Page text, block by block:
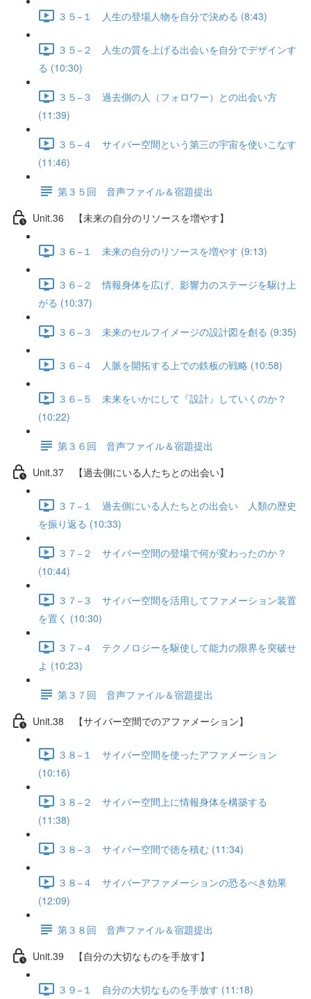
３５−１ 人生の登場人物を自分で決める (8:43)
３５−２ 人生の質を上げる出会いを自分でデザインす
る (10:30)
３５−３ 過去側の人（フォロワー）との出会い方
(11:39)
３５−４ サイバー空間という第三の宇宙を使いこなす
(11:46)
第３５回 音声ファイル＆宿題提出
Unit.36 【未来の自分のリソースを増やす】
３６−１ 未来の自分のリソースを増やす (9:13)
３６−２ 情報身体を広げ、影響力のステージを駆け上
がる (10:37)
３６−３ 未来のセルフイメージの設計図を創る (9:35)
３６−４ 人脈を開拓する上での鉄板の戦略 (10:58)
３６−５ 未来をいかにして『設計』していくのか？
(10:22)
第３６回 音声ファイル＆宿題提出
Unit.37 【過去側にいる人たちとの出会い】
３７−１ 過去側にいる人たちとの出会い 人類の歴史
を振り返る (10:33)
３７−２ サイバー空間の登場で何が変わったのか？
(10:44)
３７−３ サイバー空間を活用してファメーション装置
を置く (10:30)
３７−４ テクノロジーを駆使して能力の限界を突破せ
よ (10:23)
第３７回 音声ファイル＆宿題提出
Unit.38 【サイバー空間でのアファメーション】
３８−１ サイバー空間を使ったアファメーション
(10:16)
３８−２ サイバー空間上に情報身体を構築する
(11:38)
３８−３ サイバー空間で徳を積む (11:34)
３８−４ サイバーアファメーションの恐るべき効果
(12:09)
第３８回 音声ファイル＆宿題提出
Unit.39 【自分の大切なものを手放す】
３９−１ 自分の大切なものを手放す (11:18)